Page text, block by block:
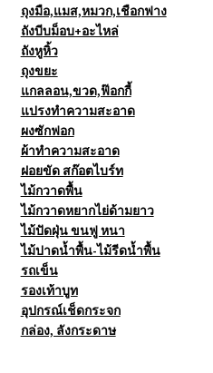
ถุงมือ,แมส,หมวก,เชือกฟาง
ถังบีบม็อบ+อะไหล่
ถังหูหิ้ว
ถุงขยะ
แกลลอน,ขวด,ฟ๊อกกี้
แปรงทำความสะอาด
ผงซักฟอก
ผ้าทำความสะอาด
ฝอยขัด สก๊อตไบร์ท
ไม้กวาดพื้น
ไม้กวาดหยากไย่ด้ามยาว
ไม้ปัดฝุ่น ขนฟู หนา
ไม้ปาดน้ำพื้น-ไม้รีดน้ำพื้น
รถเข็น
รองเท้าบูท
อุปกรณ์เช็ดกระจก
กล่อง, ลังกระดาษ